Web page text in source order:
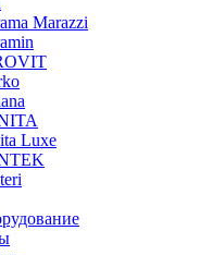
Marazzi
Luxe